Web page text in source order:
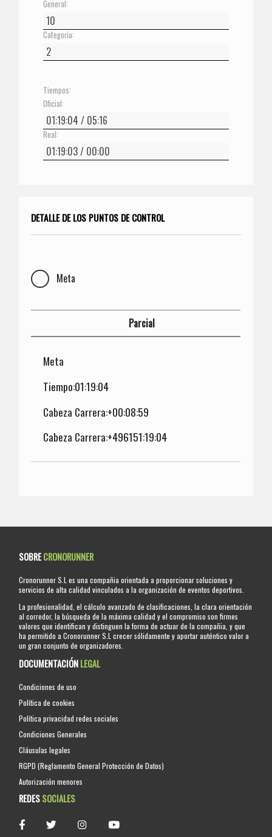
General:
Categoría:
Tiempos:
Oficial:
Real:
DETALLE DE LOS PUNTOS DE CONTROL
Meta
Parcial
Meta
Tiempo:01:19:04
Cabeza Carrera:+00:08:59
Cabeza Carrera:+496151:19:04
SOBRECRONORUNNER
Cronorunner S.L es una compañia orientada a proporcionar soluciones y
servicios de alta calidad vinculados a la organización de eventos deportivos.
La profesionalidad, el cálculo avanzado de clasificaciones, la clara orientación
al corredor, la búsqueda de la máxima calidad y el compromiso son firmes
valores que identifican y distinguen la forma de actuar de la compañia, y que
ha permitido a Cronorunner S.L crecer sólidamente y aportar auténtico valor a
un gran conjunto de organizadores.
DOCUMENTACIÓNLEGAL
Condiciones de uso
Política de cookies
Política privacidad redes sociales
Condiciones Generales
Cláusulas legales
RGPD (Reglamento General Protección de Datos)
Autorización menores
REDESSOCIALES